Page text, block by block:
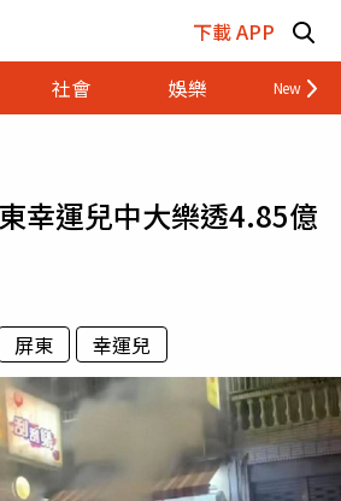
下載 APP
社會 娛樂 財經
幸運兒中大樂透4.85億
屏東 幸運兒